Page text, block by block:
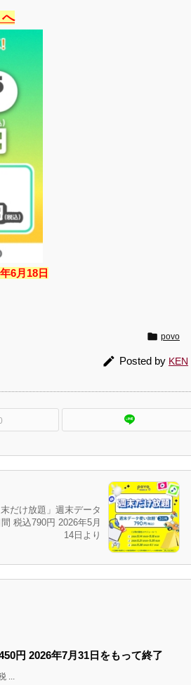
6月18日
 povo
 Posted by KEN
だけ放題」週末データ
税込790円 2026年5月
14日より
円 2026年7月31日をもって終了
...